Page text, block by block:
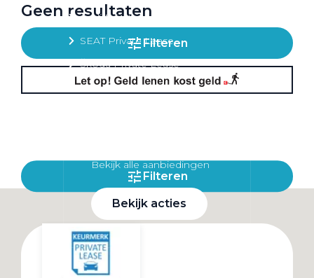
Audi Private Lease
SEAT Private Lease
Škoda Private Lease
Bekijk alle aanbiedingen
Bekijk acties
Geen resultaten
Filteren
Filteren